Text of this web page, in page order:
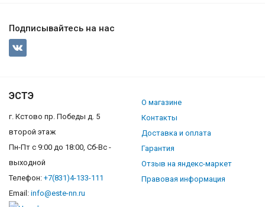
Подписывайтесь на нас
ЭСТЭ
г. Кстово пр. Победы д. 5
второй этаж
Пн-Пт с 9:00 до 18:00, Сб-Вс -
выходной
Телефон: +7(831)4-133-111
Email: info@este-nn.ru
О магазине
Контакты
Доставка и оплата
Гарантия
Отзыв на яндекс-маркет
Правовая информация